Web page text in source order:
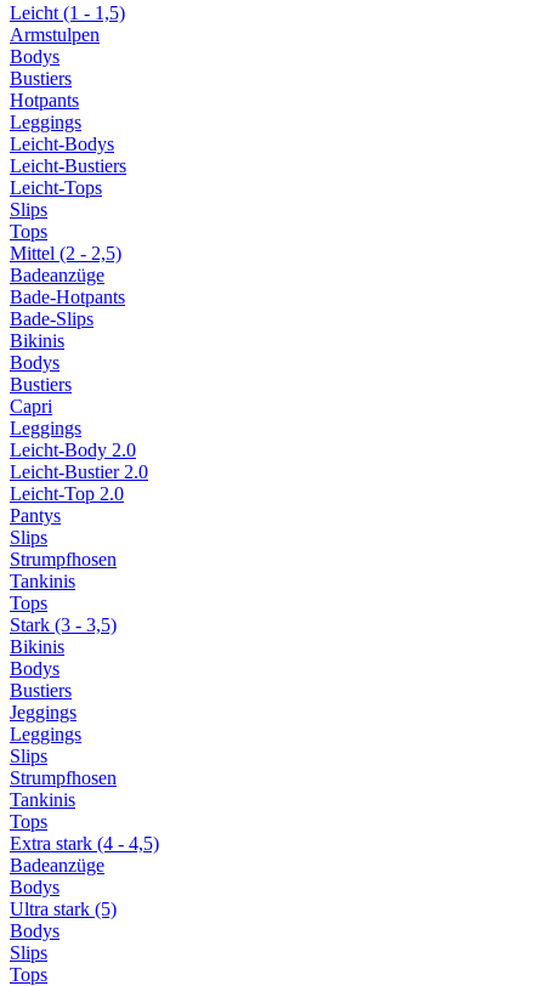
Leicht (1 - 1,5)
Armstulpen
Bodys
Bustiers
Hotpants
Leggings
Leicht-Bodys
Leicht-Bustiers
Leicht-Tops
Slips
Tops
Mittel (2 - 2,5)
Badeanzüge
Bade-Hotpants
Bade-Slips
Bikinis
Bodys
Bustiers
Capri
Leggings
Leicht-Body 2.0
Leicht-Bustier 2.0
Leicht-Top 2.0
Pantys
Slips
Strumpfhosen
Tankinis
Tops
Stark (3 - 3,5)
Bikinis
Bodys
Bustiers
Jeggings
Leggings
Slips
Strumpfhosen
Tankinis
Tops
Extra stark (4 - 4,5)
Badeanzüge
Bodys
Ultra stark (5)
Bodys
Slips
Tops